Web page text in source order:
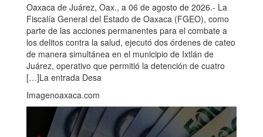
Oaxaca de Juárez, Oax., a 06 de agosto de 2026.- La
Fiscalía General del Estado de Oaxaca (FGEO), como
parte de las acciones permanentes para el combate a
los delitos contra la salud, ejecutó dos órdenes de cateo
de manera simultánea en el municipio de Ixtlán de
Juárez, operativo que permitió la detención de cuatro
[…]La entrada Desa
Imagenoaxaca.com